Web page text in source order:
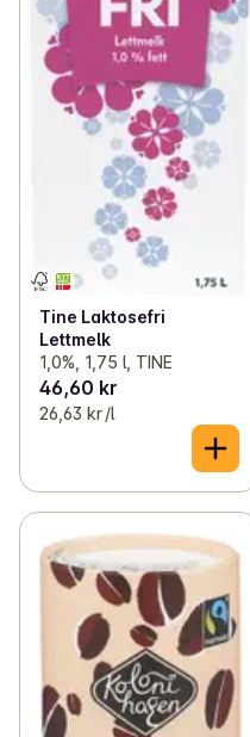
Tine Laktosefri
Lettmelk
1,0%, 1,75 l, TINE
46,60 kr
26,63 kr /l